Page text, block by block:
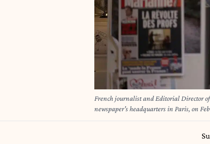
French journalist and Editorial Director